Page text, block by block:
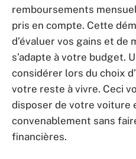
remboursements
pris en compte. Cette
d’évaluer vos gains et de
s’adapte à votre budget.
considérer lors du choix
votre reste à vivre. Ceci
disposer de votre voiture
convenablement sans
financières.